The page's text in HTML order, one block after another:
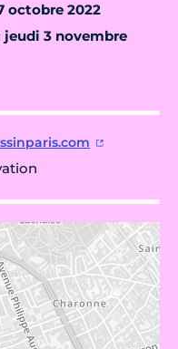
octobre 2022
jeudi 3 novembre